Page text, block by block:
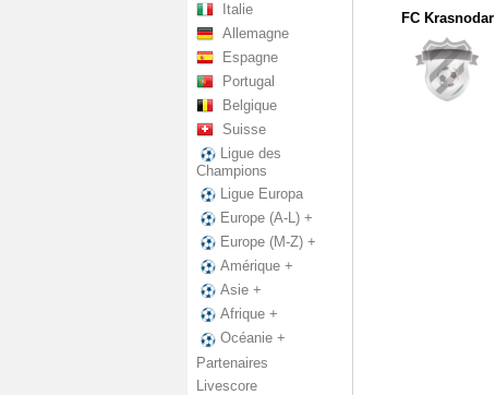
Italie
Allemagne
Espagne
Portugal
Belgique
Suisse
Ligue des
Champions
Ligue Europa
Europe (A-L) +
Europe (M-Z) +
Amérique +
Asie +
Afrique +
Océanie +
Partenaires
Livescore
FC Krasnodar